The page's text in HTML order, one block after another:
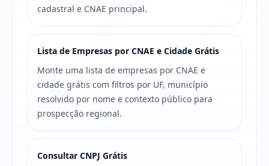
cadastral e CNAE principal.
Lista de Empresas por CNAE e Cidade Grátis
Monte uma lista de empresas por CNAE e
cidade grátis com filtros por UF, município
resolvido por nome e contexto público para
prospecção regional.
Consultar CNPJ Grátis